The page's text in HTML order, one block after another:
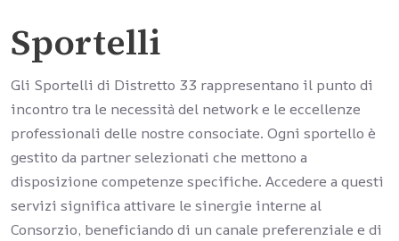
Sportelli
Gli Sportelli di Distretto 33 rappresentano il punto di
incontro tra le necessità del network e le eccellenze
professionali delle nostre consociate. Ogni sportello è
gestito da partner selezionati che mettono a
disposizione competenze specifiche. Accedere a questi
servizi significa attivare le sinergie interne al
Consorzio, beneficiando di un canale preferenziale e di